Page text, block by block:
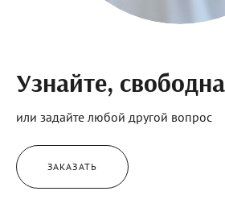
Узнайте,
или задайте любой другой вопрос
ЗАКАЗАТЬ